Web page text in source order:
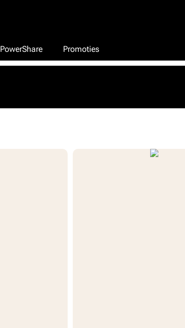
PowerShare Promoties